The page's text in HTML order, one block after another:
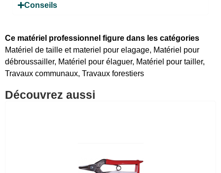
Conseils
Ce matériel professionnel figure dans les catégories
Matériel de taille et materiel pour elagage, Matériel pour
débroussailler, Matériel pour élaguer, Matériel pour tailler,
Travaux communaux, Travaux forestiers
Découvrez aussi